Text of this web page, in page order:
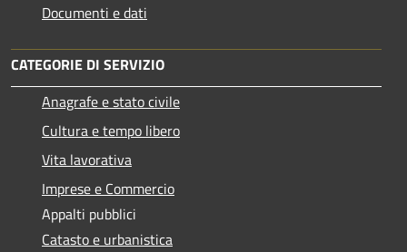
Documenti e dati
CATEGORIE DI SERVIZIO
Anagrafe e stato civile
Cultura e tempo libero
Vita lavorativa
Imprese e Commercio
Appalti pubblici
Catasto e urbanistica